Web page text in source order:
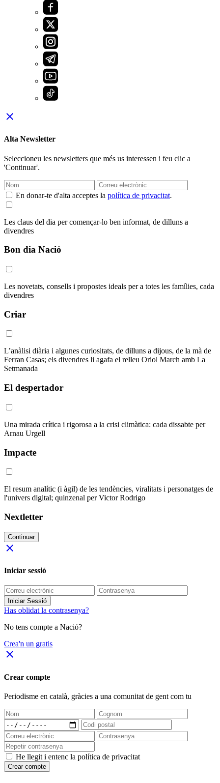
close
Alta Newsletter
Seleccioneu les newsletters que més us interessen i feu clic a
'Continuar'.
En donar-te d'alta acceptes la política de privacitat.
Les claus del dia per començar-lo ben informat, de dilluns a
divendres
Bon dia Nació
Les novetats, consells i propostes ideals per a totes les famílies, cada
divendres
Criar
L’anàlisi diària i algunes curiositats, de dilluns a dijous, de la mà de
Ferran Casas; els divendres li agafa el relleu Oriol March amb La
Setmanada
El despertador
Una mirada crítica i rigorosa a la crisi climàtica: cada dissabte per
Arnau Urgell
Impacte
El resum analític (i àgil) de les tendències, viralitats i personatges de
l'univers digital; quinzenal per Victor Rodrigo
Nextletter
Continuar
close
Iniciar sessió
Iniciar Sessió
Has oblidat la contrasenya?
No tens compte a Nació?
Crea'n un gratis
close
Crear compte
Periodisme en català, gràcies a una comunitat de gent com tu
He llegit i entenc la política de privacitat
Crear compte